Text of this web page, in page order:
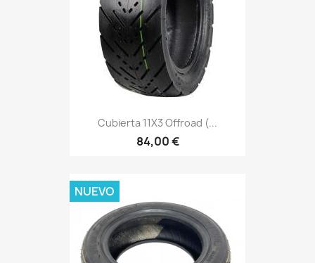
Cubierta 11X3 Offroad (...
84,00 €
NUEVO